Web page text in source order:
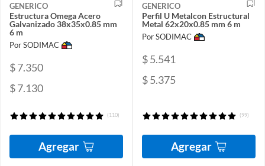
GENERICO
Estructura Omega Acero
Galvanizado 38x35x0.85 mm
6 m
Por SODIMAC
$ 7.350
$ 7.130
(110)
Agregar
GENERICO
Perfil U Metalcon Estructural
Metal 62x20x0.85 mm 6 m
Por SODIMAC
$ 5.541
$ 5.375
(99)
Agregar